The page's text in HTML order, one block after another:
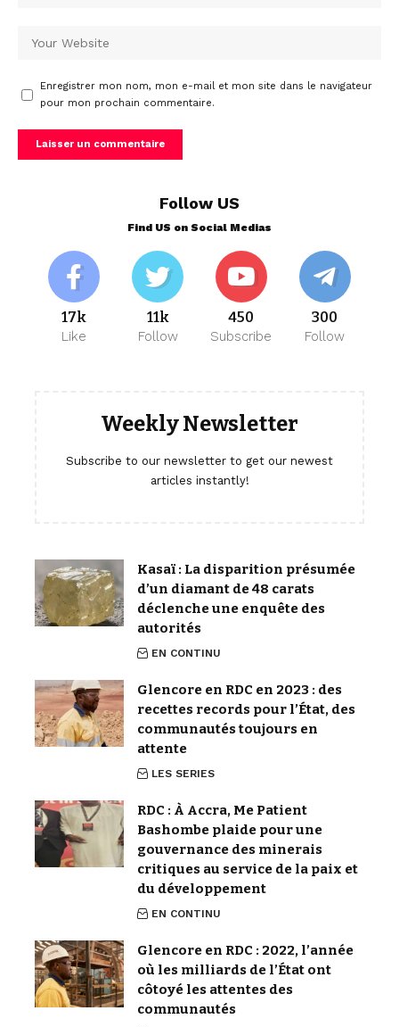
Enregistrer mon nom, mon e-mail et mon site dans le navigateur
pour mon prochain commentaire.
Follow US
Find US on Social Medias
17k
Like
11k
Follow
450
Subscribe
300
Follow
Weekly Newsletter
Subscribe to our newsletter to get our newest
articles instantly!
Kasaï : La disparition présumée
d’un diamant de 48 carats
déclenche une enquête des
autorités
EN CONTINU
Glencore en RDC en 2023 : des
recettes records pour l’État, des
communautés toujours en
attente
LES SERIES
RDC : À Accra, Me Patient
Bashombe plaide pour une
gouvernance des minerais
critiques au service de la paix et
du développement
EN CONTINU
Glencore en RDC : 2022, l’année
où les milliards de l’État ont
côtoyé les attentes des
communautés